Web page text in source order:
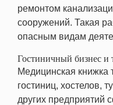
ремонтом
сооружений. Такая
опасным видам
Гостиничный бизнес и
Медицинская книжка
гостиниц, хостелов,
других предприятий